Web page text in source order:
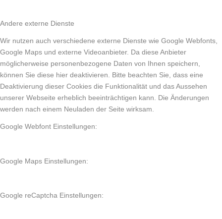
Andere externe Dienste
Wir nutzen auch verschiedene externe Dienste wie Google Webfonts,
Google Maps und externe Videoanbieter. Da diese Anbieter
möglicherweise personenbezogene Daten von Ihnen speichern,
können Sie diese hier deaktivieren. Bitte beachten Sie, dass eine
Deaktivierung dieser Cookies die Funktionalität und das Aussehen
unserer Webseite erheblich beeinträchtigen kann. Die Änderungen
werden nach einem Neuladen der Seite wirksam.
Google Webfont Einstellungen:
Google Maps Einstellungen:
Google reCaptcha Einstellungen: